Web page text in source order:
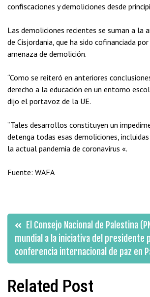
confiscaciones y demoliciones desde
Las demoliciones recientes se suman a la
de Cisjordania, que ha sido cofinanciada
amenaza de demolición.
“Como se reiteró en anteriores
derecho a la educación en un entorno
dijo el portavoz de la UE.
“Tales desarrollos constituyen un
detenga todas esas demoliciones,
la actual pandemia de coronavirus «.
Fuente: WAFA
Navegación
de
entradas
El Consejo Nacional de Palestina
mundial a la iniciativa del presidente
conferencia internacional de paz en
Related Post